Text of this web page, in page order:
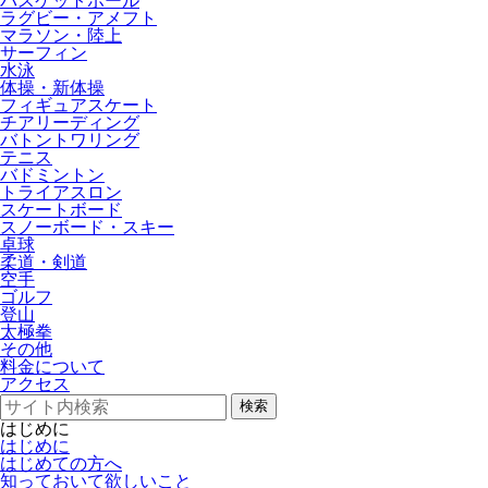
ラグビー・アメフト
マラソン・陸上
サーフィン
水泳
体操・新体操
フィギュアスケート
チアリーディング
バトントワリング
テニス
バドミントン
トライアスロン
スケートボード
スノーボード・スキー
卓球
柔道・剣道
空手
ゴルフ
登山
太極拳
その他
料金について
アクセス
検索
はじめに
はじめに
はじめての方へ
知っておいて欲しいこと